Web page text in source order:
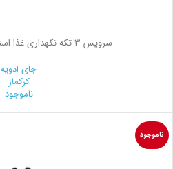
سرويس 3 تكه نگهداری غذا استورا پلاس کرکماز 615
جای ادویه
کرکماز
ناموجود
ناموجود